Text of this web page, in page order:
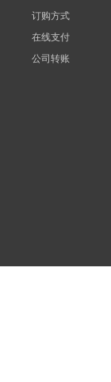
订购方式
在线支付
公司转账